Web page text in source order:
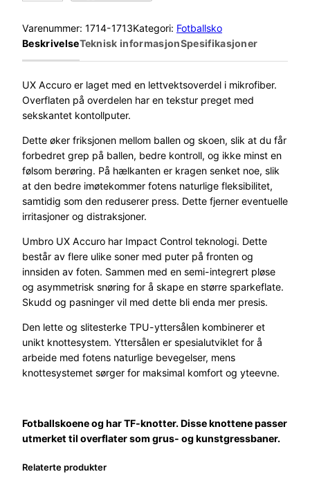
b
r
X
A
c
u
r
o
I
I
I
P
r
e
m
i
r
T
F
V
s
e
a
Varenummer: 1714-1713Kategori: Fotballsko
BeskrivelseTeknisk informasjonSpesifikasjoner
UX Accuro er laget med en lettvektsoverdel i mikrofiber.
Overflaten på overdelen har en tekstur preget med
sekskantet kontollputer.
Dette øker friksjonen mellom ballen og skoen, slik at du får
forbedret grep på ballen, bedre kontroll, og ikke minst en
følsom berøring. På hælkanten er kragen senket noe, slik
at den bedre imøtekommer fotens naturlige fleksibilitet,
samtidig som den reduserer press. Dette fjerner eventuelle
irritasjoner og distraksjoner.
Umbro UX Accuro har Impact Control teknologi. Dette
består av flere ulike soner med puter på fronten og
innsiden av foten. Sammen med en semi-integrert pløse
og asymmetrisk snøring for å skape en større sparkeflate.
Skudd og pasninger vil med dette bli enda mer presis.
Den lette og slitesterke TPU-yttersålen kombinerer et
unikt knottesystem. Yttersålen er spesialutviklet for å
arbeide med fotens naturlige bevegelser, mens
knottesystemet sørger for maksimal komfort og yteevne.
Fotballskoene og har TF-knotter. Disse knottene passer
utmerket til overflater som grus- og kunstgressbaner.
Relaterte produkter